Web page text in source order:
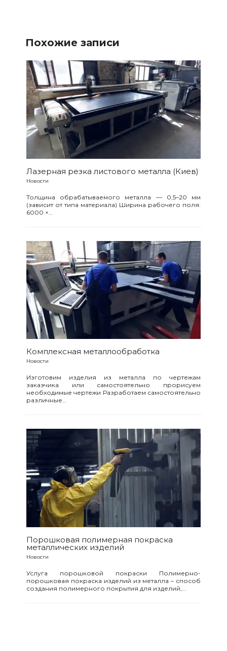
Похожие записи
Лазерная резка листового металла (Киев)
Новости
Толщина обрабатываемого металла — 0,5–20 мм
(зависит от типа материала) Ширина рабочего поля:
6000 ×…
Комплексная металлообработка
Новости
Изготовим изделия из металла по чертежам
заказчика или самостоятельно прорисуем
необходимые чертежи Разработаем самостоятельно
различные…
Порошковая полимерная покраска
металлических изделий
Новости
Услуга порошковой покраски Полимерно-
порошковая покраска изделий из металла – способ
создания полимерного покрытия для изделий,…